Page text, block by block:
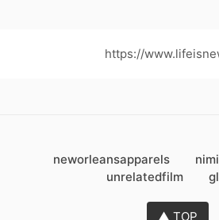
https://
neworleansapparels
unrelatedfilm
▲ TOP